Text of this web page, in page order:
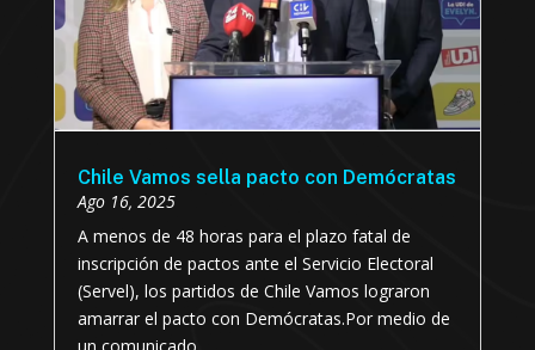
Chile Vamos sella pacto con Demócratas
Ago 16, 2025
A menos de 48 horas para el plazo fatal de
inscripción de pactos ante el Servicio Electoral
(Servel), los partidos de Chile Vamos lograron
amarrar el pacto con Demócratas.Por medio de
un comunicado...